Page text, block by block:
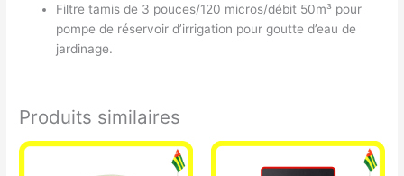
Filtre tamis de 3 pouces/120 micros/débit 50m³ pour
pompe de réservoir d’irrigation pour goutte d’eau de
jardinage.
Produits similaires